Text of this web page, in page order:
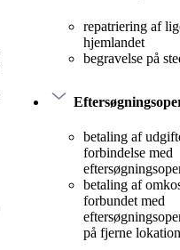
repatriering af
hjemlandet
begravelse på
betaling af
forbindelse med
betaling af
forbundet med
på fjerne